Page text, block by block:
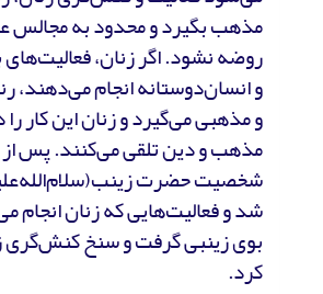
مذهب بگیرد و محدود به مجالس
روضه نشود. اگر زنان،
و انسان‌دوستانه انجام می‌دهند،
و مذهبی می‌گیرد و زنان این کار را
مذهب و دین تلقی می‌کنند. پس از
شخصیت حضرت
شد و فعالیت‌هایی که زنان انجام
بوی زینبی گرفت و سنخ کنش‌گری
کرد.